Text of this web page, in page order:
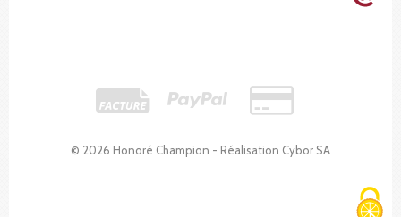
© 2026 Honoré Champion - Réalisation Cybor SA